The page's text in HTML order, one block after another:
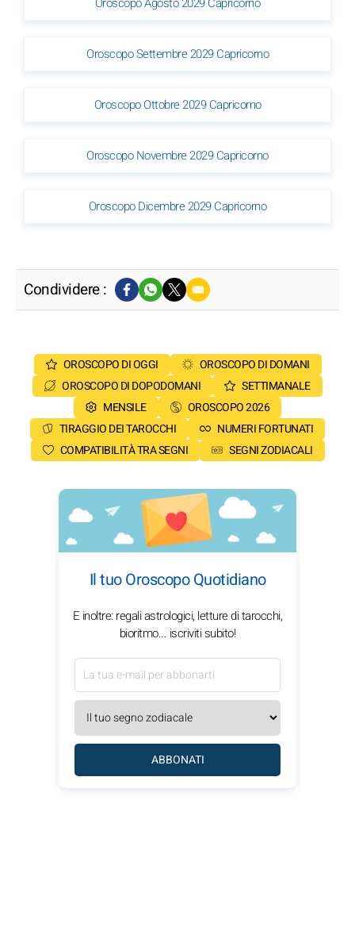
Oroscopo Settembre 2029 Capricorno
Oroscopo Ottobre 2029 Capricorno
Oroscopo Novembre 2029 Capricorno
Oroscopo Dicembre 2029 Capricorno
Condividere :
OROSCOPO DI OGGI
OROSCOPO DI DOMANI
OROSCOPO DI DOPODOMANI
SETTIMANALE
MENSILE
OROSCOPO 2026
TIRAGGIO DEI TAROCCHI
NUMERI FORTUNATI
COMPATIBILITÀ TRA SEGNI
SEGNI ZODIACALI
Il tuo Oroscopo Quotidiano
E inoltre: regali astrologici, letture di tarocchi,
bioritmo... iscriviti subito!
ABBONATI